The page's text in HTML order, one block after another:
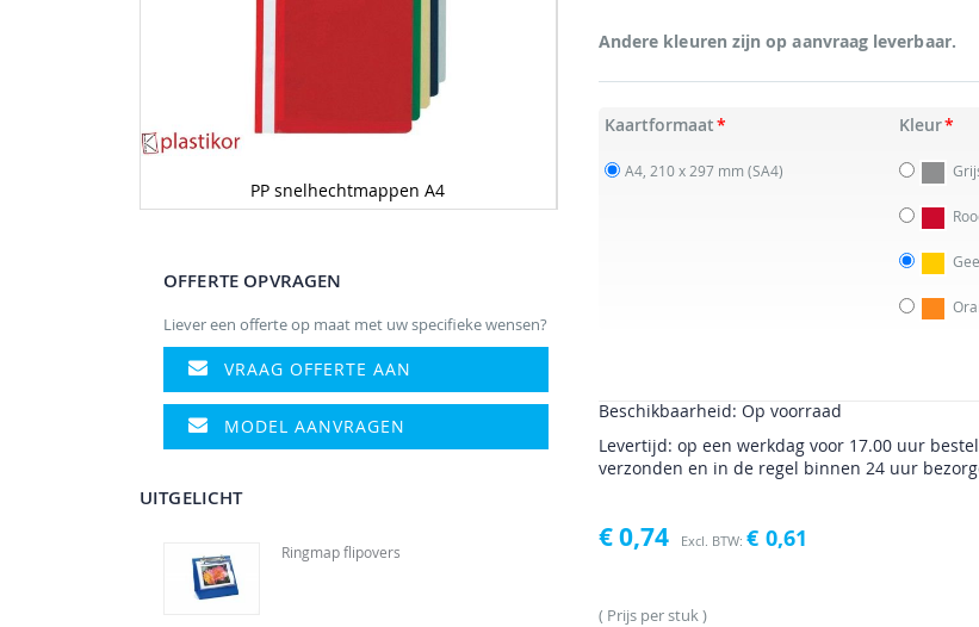
PP snelhechtmappen A4
begin
afbeeldingen-
Andere kleuren zijn op aanvraag leverbaar.
Kaartformaat
A4, 210 x 297 mm(SA4)
Kleur
Beschikbaarheid: Op voorraad
Levertijd: op een werkdag voor 17.00 uur
verzonden en in de regel binnen 24 uur
€ 0,74 € 0,61
Prijs per stuk
OFFERTE OPVRAGEN
Liever een offerte op maat met uw specifieke wensen?
VRAAG OFFERTE AAN
MODEL AANVRAGEN
UITGELICHT
Ringmap flipovers